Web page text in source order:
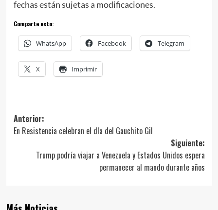
fechas están sujetas a modificaciones.
Comparte esto:
WhatsApp Facebook Telegram
X Imprimir
Navegación
de
entradas
Anterior:
En Resistencia celebran el día del Gauchito Gil
Siguiente:
Trump podría viajar a Venezuela y Estados Unidos espera
permanecer al mando durante años